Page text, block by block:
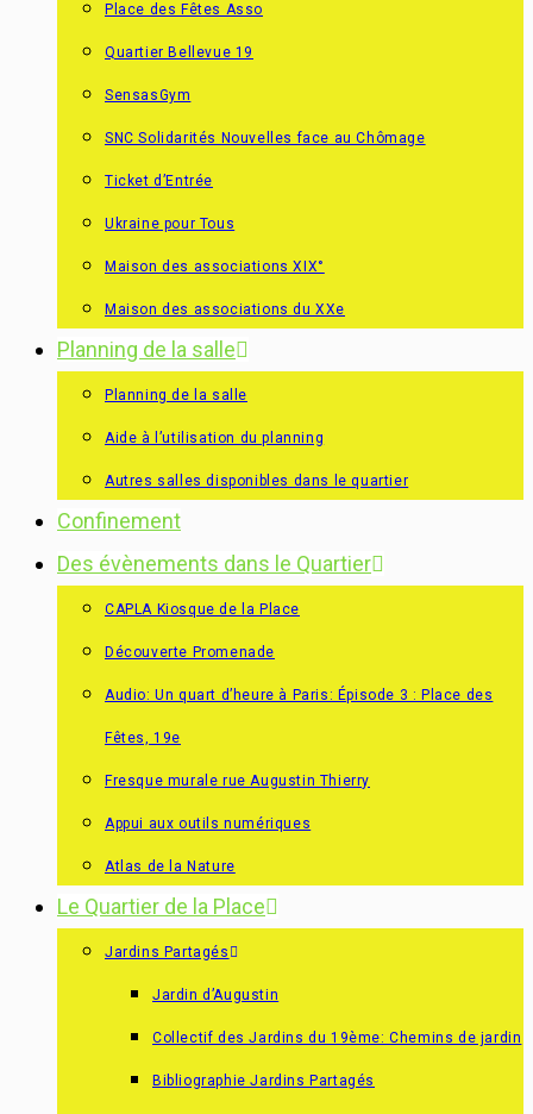
Place des Fêtes Asso
Quartier Bellevue 19
SensasGym
SNC Solidarités Nouvelles face au Chômage
Ticket d’Entrée
Ukraine pour Tous
Maison des associations XIX°
Maison des associations du XXe
Planning de la salle
Planning de la salle
Aide à l’utilisation du planning
Autres salles disponibles dans le quartier
Confinement
Des évènements dans le Quartier
CAPLA Kiosque de la Place
Découverte Promenade
Audio: Un quart d’heure à Paris: Épisode 3 : Place des
Fêtes, 19e
Fresque murale rue Augustin Thierry
Appui aux outils numériques
Atlas de la Nature
Le Quartier de la Place
Jardins Partagés
Jardin d’Augustin
Collectif des Jardins du 19ème: Chemins de jardin
Bibliographie Jardins Partagés